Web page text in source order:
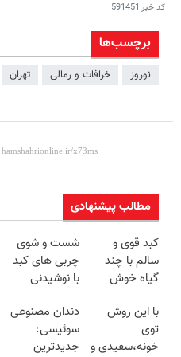
کد خبر 591451
برچسب‌ها
نوروز خرافات و رمالی تهران
مطالب پیشنهادی
کبد قوی و
سالم با چند
گیاه خوش
شست و شوی
چربی های کبد
با نوشیدنی
با این روش
توی
خونه،سفیدی و
دندان مصنوعی
سوئیسی:
جدیدترین